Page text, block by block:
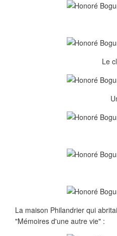
Le
La maison Philandrier qui
"Mémoires d'une autre vie" :